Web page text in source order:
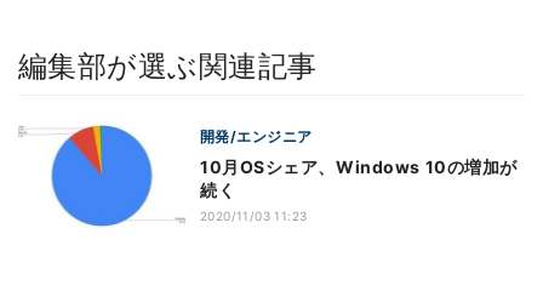
編集部が選ぶ関連記事
開発/エンジニア
10月OSシェア、Windows 10の増加が
続く
2020/11/03 11:23